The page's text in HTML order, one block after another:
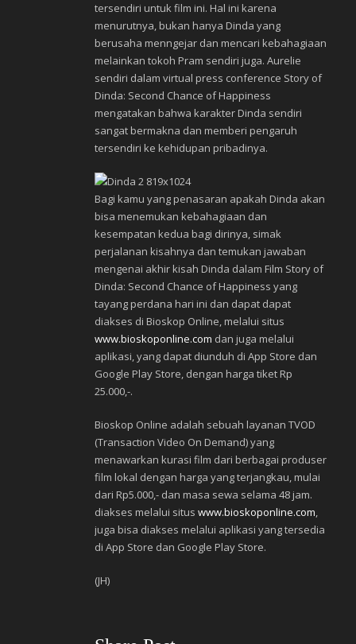
tersendiri untuk film ini. Hal ini karena
menurutnya, bukan hanya Dinda yang
berusaha menngejar dan mencari kebahagiaan
melainkan tokoh Pram sendiri juga. Aurelie
sendiri dalam virtual press conference Story of
Dinda: Second Chance of Happiness
mengatakan bahwa karakter Dinda sendiri
sangat bermakna dan memberi pengaruh
tersendiri ke kehidupan pribadinya.
Bagi kamu yang penasaran apakah Dinda akan
bisa menemukan kebahagiaan dan
kesempatan kedua bagi dirinya, simak
perjalanan kisahnya dan temukan jawaban
mengenai akhir kisah Dinda dalam Film Story of
Dinda: Second Chance of Happiness yang
tayang perdana hari ini dan dapat dapat
diakses di Bioskop Online, melalui situs
www.bioskoponline.com dan juga melalui
aplikasi, yang dapat diunduh di App Store dan
Google Play Store, dengan harga tiket Rp
25.000,-.
Bioskop Online adalah sebuah layanan TVOD
(Transaction Video On Demand) yang
menawarkan kurasi film dari berbagai produser
film lokal dengan harga yang terjangkau, mulai
dari Rp5.000,- dan masa sewa selama 48 jam.
diakses melalui situs www.bioskoponline.com,
juga bisa diakses melalui aplikasi yang tersedia
di App Store dan Google Play Store.
(JH)